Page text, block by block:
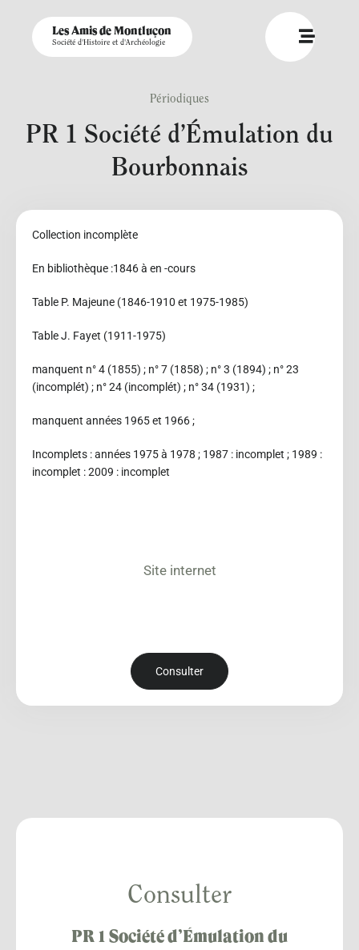
Les Amis de Montluçon
Société d'Histoire et d'Archéologie
Périodiques
PR 1 Société d’Émulation du
Bourbonnais
Collection incomplète
En bibliothèque :1846 à en -cours
Table P. Majeune (1846-1910 et 1975-1985)
Table J. Fayet (1911-1975)
manquent n° 4 (1855) ; n° 7 (1858) ; n° 3 (1894) ; n° 23
(incomplét) ; n° 24 (incomplét) ; n° 34 (1931) ;
manquent années 1965 et 1966 ;
Incomplets : années 1975 à 1978 ; 1987 : incomplet ; 1989 :
incomplet : 2009 : incomplet
Site internet
Consulter
Consulter
PR 1 Société d’Émulation du